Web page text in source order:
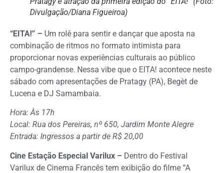
Divulgação/Diana Figueiroa)
“EITA!” – Um rolê para sentir e dançar que aposta na
combinação de ritmos no formato intimista para
proporcionar novas experiências culturais ao público
campo-grandense. Nessa vibe que o EITA! acontece neste
sábado com apresentações de Pratagy (PA), Begèt de
Lucena e DJ Samambaia.
Hora: Às 17h
Local: Rua dos Pereiras, nº 650, Jardim Monte Alegre
Entrada: Ingressos a partir de R$ 20,00
Cine Estação Especial Varilux – Dentro do Festival
Varilux de Cinema Francês tem exibição do filme “A